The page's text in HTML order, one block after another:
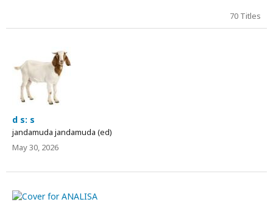
70 Titles
d s: s
jandamuda jandamuda (ed)
May 30, 2026